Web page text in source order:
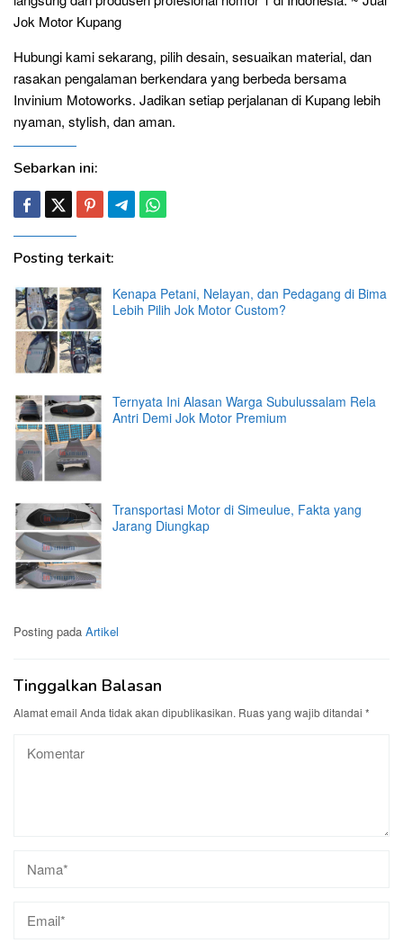
Jok Motor Kupang
Hubungi kami sekarang, pilih desain, sesuaikan material, dan
rasakan pengalaman berkendara yang berbeda bersama
Invinium Motoworks. Jadikan setiap perjalanan di Kupang lebih
nyaman, stylish, dan aman.
Sebarkan ini:
Posting terkait:
Kenapa Petani, Nelayan, dan Pedagang di Bima
Lebih Pilih Jok Motor Custom?
Ternyata Ini Alasan Warga Subulussalam Rela
Antri Demi Jok Motor Premium
Transportasi Motor di Simeulue, Fakta yang
Jarang Diungkap
Posting pada Artikel
Tinggalkan Balasan
Alamat email Anda tidak akan dipublikasikan. Ruas yang wajib ditandai *